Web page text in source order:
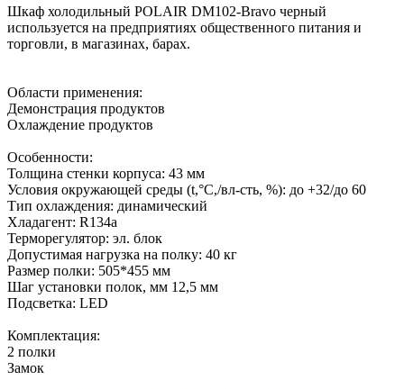
Шкаф холодильный POLAIR DM102-Bravo черный
используется на предприятиях общественного питания и
торговли, в магазинах, барах.
Области применения:
Демонстрация продуктов
Охлаждение продуктов
Особенности:
Толщина стенки корпуса: 43 мм
Условия окружающей среды (t,°C,/вл-сть, %): до +32/до 60
Тип охлаждения: динамический
Хладагент: R134a
Терморегулятор: эл. блок
Допустимая нагрузка на полку: 40 кг
Размер полки: 505*455 мм
Шаг установки полок, мм 12,5 мм
Подсветка: LED
Комплектация:
2 полки
Замок